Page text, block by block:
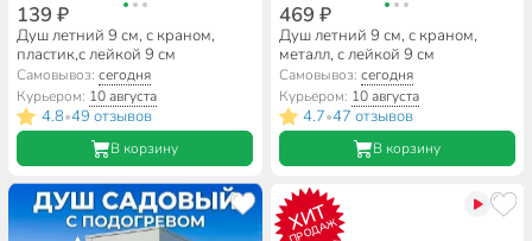
139 ₽
Душ летний 9 см, с краном,
пластик,с лейкой 9 см
Самовывоз:сегодня
Курьером: 10 августа
4.8•49 отзывов
В корзину
469 ₽
Душ летний 9 см, с краном,
металл, с лейкой 9 см
Самовывоз: сегодня
Курьером: 10 августа
4.7•47 отзывов
В корзину
ХИТ
ПРОДАЖ